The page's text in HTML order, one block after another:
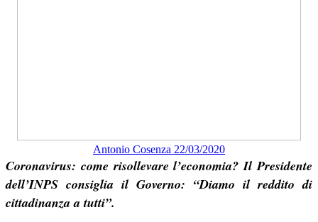
Antonio Cosenza 22/03/2020
Coronavirus: come risollevare l’economia? Il Presidente
dell’INPS consiglia il Governo: “Diamo il reddito di
cittadinanza a tutti”.